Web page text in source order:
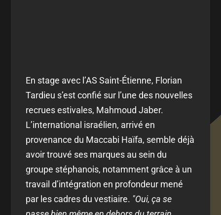
En stage avec l’AS Saint-Étienne, Florian
Tardieu s’est confié sur l’une des nouvelles
recrues estivales, Mahmoud Jaber.
L’international israélien, arrivé en
provenance du Maccabi Haïfa, semble déjà
avoir trouvé ses marques au sein du
groupe stéphanois, notamment grâce à un
travail d’intégration en profondeur mené
par les cadres du vestiaire. "Oui, ça se